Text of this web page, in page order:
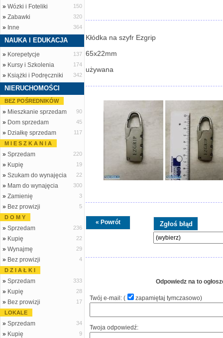
» Wózki i Foteliki 150
» Zabawki 320
» Inne 364
NAUKA I EDUKACJA
» Korepetycje 137
» Kursy i Szkolenia 174
» Książki i Podręczniki 342
NIERUCHOMOŚCI
BEZ POŚREDNIKÓW
» Mieszkanie sprzedam 90
» Dom sprzedam 45
» Działkę sprzedam
117
M I E S Z K A N I A
» Sprzedam 220
» Kupię 19
» Szukam do wynajęcia 22
» Mam do wynajęcia 300
» Zamienię 3
» Bez prowizji
5
D O M Y
» Sprzedam 236
» Kupię 22
» Wynajmę 29
» Bez prowizji
4
D Z I A Ł K I
» Sprzedam 333
» Kupię 28
» Bez prowizji
17
LOKALE
» Sprzedam 34
» Kupię 9
Kłódka na szyfr Ezgrip
65x22mm
używana
« Powrót
Odpowiedz na to
Twój e-mail: ( zapamiętaj tymczasowo)
Twoja odpowiedź: